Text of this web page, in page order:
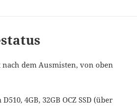
dem Ausmisten, von oben
4GB, 32GB OCZ SSD (über